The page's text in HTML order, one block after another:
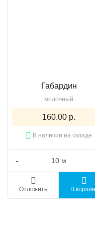
Габардин
молочный
160.00 р.
В наличии на складе
-
Отложить В